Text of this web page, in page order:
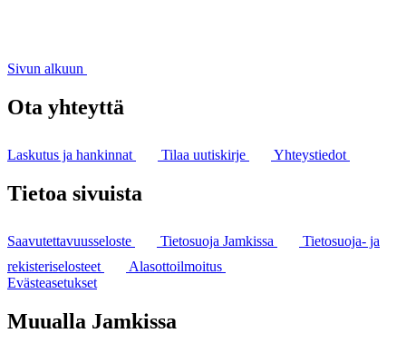
Sivun alkuun
Ota yhteyttä
Laskutus ja hankinnat Tilaa uutiskirje Yhteystiedot
Tietoa sivuista
Saavutettavuusseloste Tietosuoja Jamkissa
Tietosuoja- ja
rekisteriselosteet
Alasottoilmoitus
Evästeasetukset
Muualla Jamkissa